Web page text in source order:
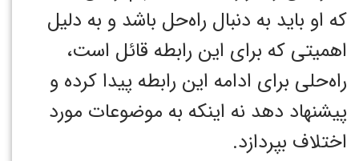
که او باید به دنبال راه‌حل باشد و به دلیل
اهمیتی که برای این رابطه قائل است،
راه‌حلی برای ادامه این رابطه پیدا کرده و
پیشنهاد دهد نه اینکه به موضوعات مورد
اختلاف بپردازد.